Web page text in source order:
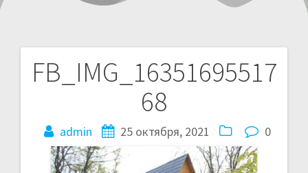
FB_IMG_16351695517
68
admin 25 октября, 2021 0